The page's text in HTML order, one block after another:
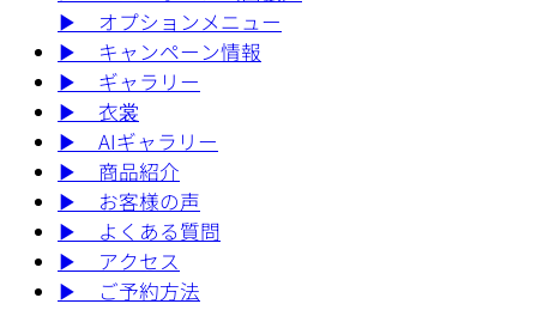
▶︎
オプションメニュー
▶︎
キャンペーン情報
▶︎
ギャラリー
▶︎
衣裳
▶︎
AIギャラリー
▶︎
商品紹介
▶︎
お客様の声
▶︎
よくある質問
▶︎
アクセス
▶︎
ご予約方法